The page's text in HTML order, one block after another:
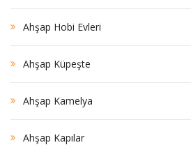
Ahşap Hobi Evleri
Ahşap Küpeşte
Ahşap Kamelya
Ahşap Kapılar